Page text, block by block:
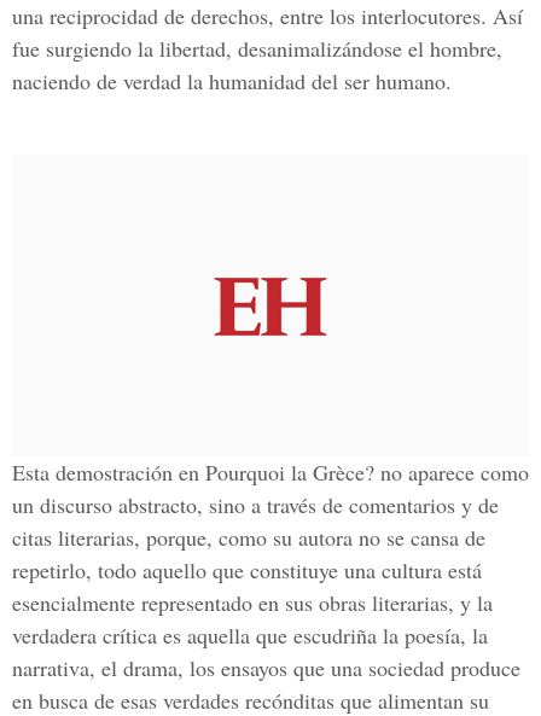
una reciprocidad de derechos, entre los interlocutores. Así
fue surgiendo la libertad, desanimalizándose el hombre,
naciendo de verdad la humanidad del ser humano.
Esta demostración en Pourquoi la Grèce? no aparece como
un discurso abstracto, sino a través de comentarios y de
citas literarias, porque, como su autora no se cansa de
repetirlo, todo aquello que constituye una cultura está
esencialmente representado en sus obras literarias, y la
verdadera crítica es aquella que escudriña la poesía, la
narrativa, el drama, los ensayos que una sociedad produce
en busca de esas verdades recónditas que alimentan su